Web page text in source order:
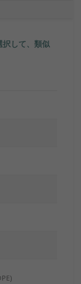
択して、類似